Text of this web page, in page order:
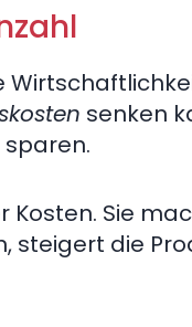
senken
Sie
steigert die